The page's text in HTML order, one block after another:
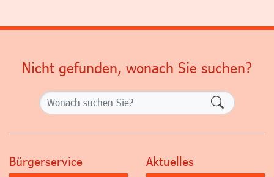
Nicht gefunden, wonach Sie suchen?
Bürgerservice Aktuelles